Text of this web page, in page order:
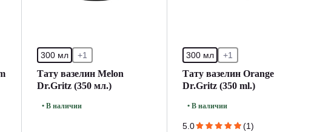
300 мл +1
Тату вазелин Melon
Dr.Gritz (350 мл.)
• В наличии
300 мл +1
Тату вазелин Orange
Dr.Gritz (350 ml.)
• В наличии
5.0 (1)